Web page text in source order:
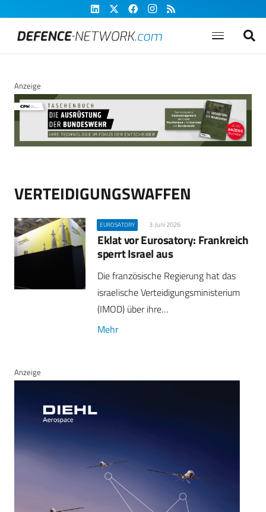
Anzeige
VERTEIDIGUNGSWAFFEN
EUROSATORY 3. Juni 2026
Eklat vor Eurosatory: Frankreich
sperrt Israel aus
Die französische Regierung hat das
israelische Verteidigungsministerium
(IMOD) über ihre…
Mehr
Anzeige